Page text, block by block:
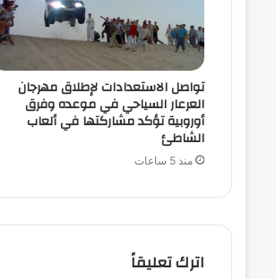
تواصل الاستعدادات لإطلاق مهرجان
العرعار السياحي في موعده وفرق
أوروبية تؤكد مشاركتها في ألعاب
الشاطئ
منذ 5 ساعات
اترك تعليقاً